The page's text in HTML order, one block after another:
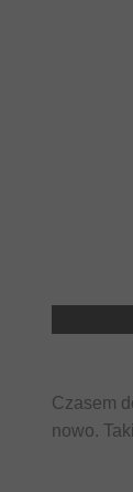
Czasem
nowo.